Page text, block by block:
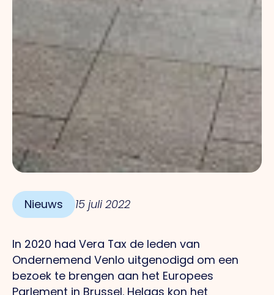
Nieuws 15 juli 2022
In 2020 had Vera Tax de leden van
Ondernemend Venlo uitgenodigd om een
bezoek te brengen aan het Europees
Parlement in Brussel. Helaas kon het